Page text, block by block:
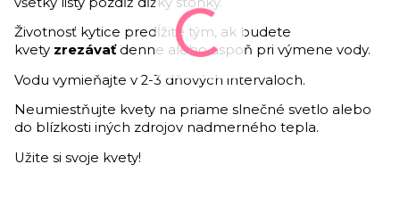
Životnosť kytice predĺžite tým, ak budete
kvety zrezávaťdenne alebo aspoň pri výmene vody.
Vodu vymieňajte v 2-3 dňových intervaloch.
Neumiestňujte kvety na priame slnečné svetlo alebo
do blízkosti iných zdrojov nadmerného tepla.
Užite si svoje kvety!